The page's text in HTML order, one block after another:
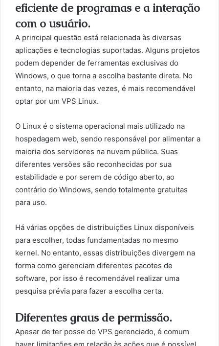
eficiente de programas e a interação
com o usuário.
A principal questão está relacionada às diversas
aplicações e tecnologias suportadas. Alguns projetos
podem depender de ferramentas exclusivas do
Windows, o que torna a escolha bastante direta. No
entanto, na maioria das vezes, é mais recomendável
optar por um VPS Linux.
O Linux é o sistema operacional mais utilizado na
hospedagem web, sendo responsável por alimentar a
maioria dos servidores na nuvem pública. Suas
diferentes versões são reconhecidas por sua
estabilidade e por serem de código aberto, ao
contrário do Windows, sendo totalmente gratuitas
para uso.
Há várias opções de distribuições Linux disponíveis
para escolher, todas fundamentadas no mesmo
kernel. No entanto, essas distribuições divergem na
forma como gerenciam diferentes pacotes de
software, por isso é recomendável realizar uma
pesquisa prévia para fazer a escolha certa.
Diferentes graus de permissão.
Apesar de ter posse do VPS gerenciado, é comum